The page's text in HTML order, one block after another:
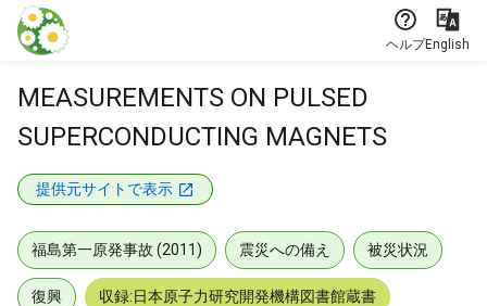
本文に飛ぶ
ヘルプEnglish
MEASUREMENTS ON PULSED
SUPERCONDUCTING MAGNETS
提供元サイトで表示
福島第一原発事故 (2011) 震災への備え 被災状況
復興 収録:日本原子力研究開発機構図書館蔵書